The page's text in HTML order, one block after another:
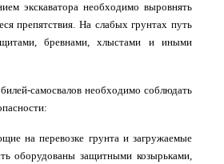
экскаватора необходимо выровнять
препятствия. На слабых грунтах путь
щитами, бревнами, хлыстами и иными
самосвалов необходимо соблюдать
на перевозке грунта и загружаемые
оборудованы защитными козырьками,